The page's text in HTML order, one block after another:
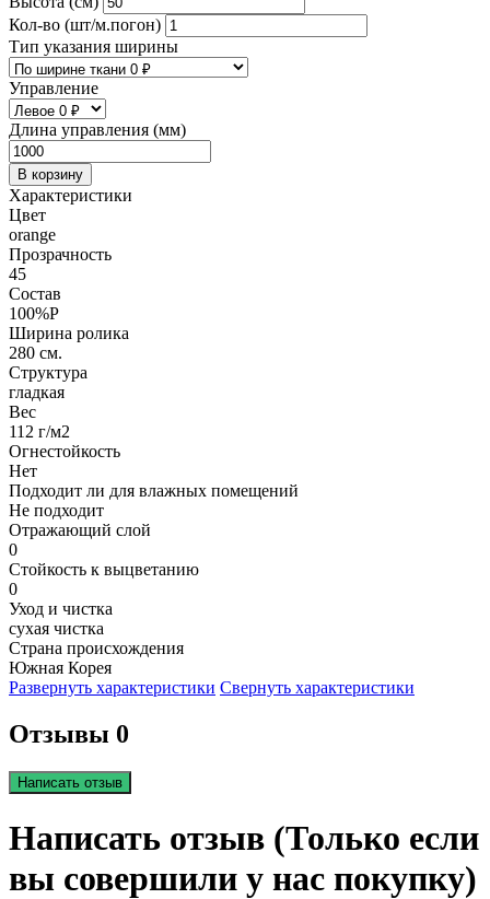
Кол-во (шт/м.погон)
Тип указания ширины
Управление
Длина управления (мм)
В корзину
Характеристики
Цвет
orange
Прозрачность
45
Состав
100%P
Ширина ролика
280 см.
Структура
гладкая
Вес
112 г/м2
Огнестойкость
Нет
Подходит ли для влажных помещений
Не подходит
Отражающий слой
0
Стойкость к выцветанию
0
Уход и чистка
сухая чистка
Страна происхождения
Южная Корея
Развернуть характеристики Свернуть характеристики
Отзывы 0
Написать отзыв
Написать отзыв (Только если
вы совершили у нас покупку)